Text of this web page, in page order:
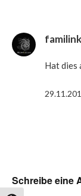
Hat dies
Schreibe eine